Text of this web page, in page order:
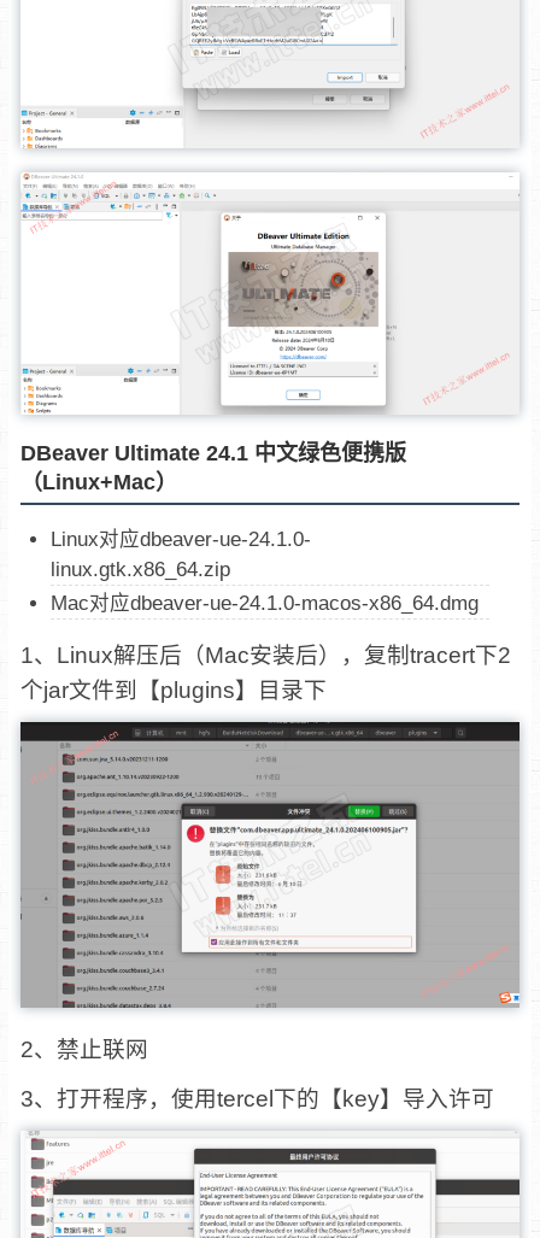
DBeaver Ultimate 24.1 中文绿色便携版
（Linux+Mac）
Linux对应dbeaver-ue-24.1.0-
linux.gtk.x86_64.zip
Mac对应dbeaver-ue-24.1.0-macos-x86_64.dmg
1、Linux解压后（Mac安装后），复制tracert下2
个jar文件到【plugins】目录下
2、禁止联网
3、打开程序，使用tercel下的【key】导入许可